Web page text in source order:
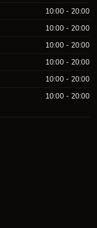
10:00 - 20:00
10:00 - 20:00
10:00 - 20:00
10:00 - 20:00
10:00 - 20:00
10:00 - 20:00